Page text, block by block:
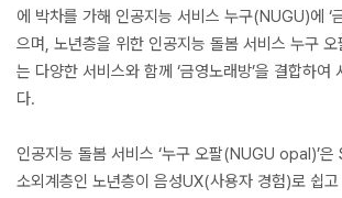
에 박차를 가해 인공지능 서비스 누구(NUGU)에 ‘
으며, 노년층을 위한 인공지능 돌봄 서비스 누구
는 다양한 서비스와 함께 ‘금영노래방’을 결합하여
다.
인공지능 돌봄 서비스 ‘누구 오팔(NUGU opal)’은
소외계층인 노년층이 음성UX(사용자 경험)로 쉽